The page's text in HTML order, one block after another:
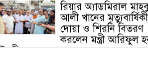
রিয়ার অ্যাডমিরাল
আলী খানের
দোয়া ও শিরনি বিতরণ
করলেন মন্ত্রী আরিফুল